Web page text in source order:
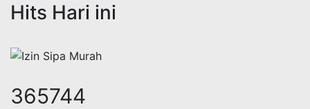
Hits Hari ini
485286